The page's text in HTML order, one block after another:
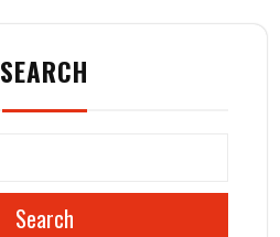
SEARCH
Search